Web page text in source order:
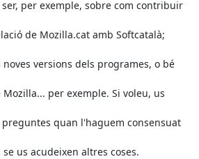
per exemple, sobre com contribuir
de Mozilla.cat amb Softcatalà;
versions dels programes, o bé
per exemple. Si voleu, us
quan l'haguem consensuat
us acudeixen altres coses.